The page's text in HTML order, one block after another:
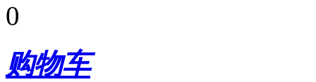
0
购物车